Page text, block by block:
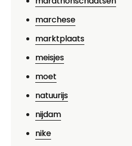
marchese
marktplaats
meisjes
moet
natuurijs
nijdam
nike